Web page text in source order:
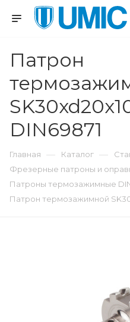
Патрон
DIN69871
Главная — Каталог —
Фрезерные патроны и
Патроны термозажимные DIN
Патрон термозажимной